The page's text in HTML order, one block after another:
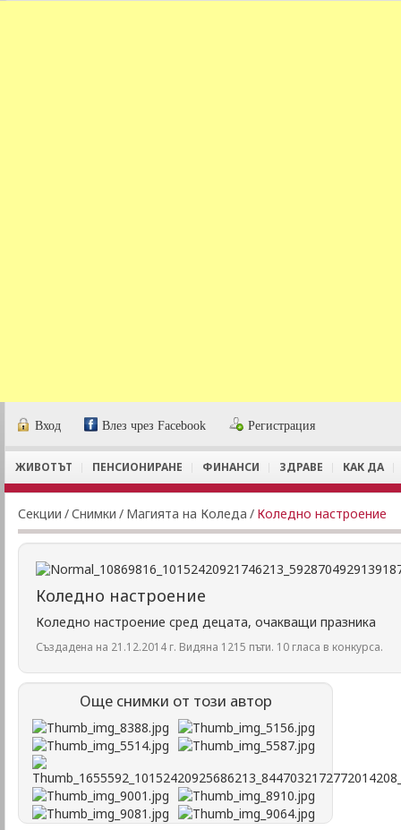
Вход Влез чрез Facebook Регистрация
ЖИВОТЪТ ПЕНСИОНИРАНЕ ФИНАНСИ ЗДРАВЕ КАК ДА
Секции /Снимки / Магията на Коледа / Коледно настроение
Коледно настроение
Коледно настроение сред децата, очакващи празника
Създадена на 21.12.2014 г. Видяна 1215 пъти. 10 гласа в конкурса.
Още снимки от този автор